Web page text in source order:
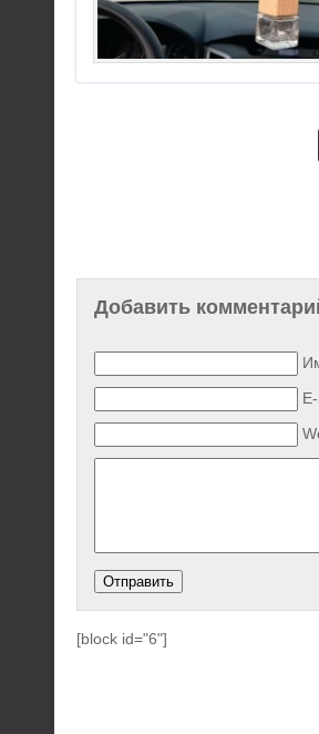
Добавить
[block id="6"]